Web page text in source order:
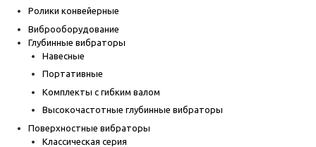
Ролики конвейерные
Виброоборудование
Глубинные вибраторы
Навесные
Портативные
Комплекты с гибким валом
Высокочастотные глубинные вибраторы
Поверхностные вибраторы
Классическая серия